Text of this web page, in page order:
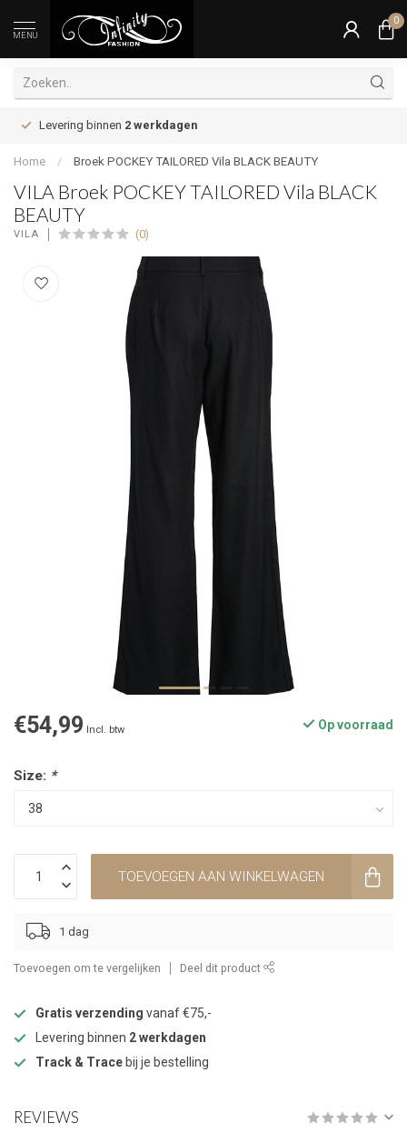
MENU
0
Levering binnen 2 werkdagen
Home / Broek POCKEY TAILORED Vila BLACK BEAUTY
VILA Broek POCKEY TAILORED Vila BLACK
BEAUTY
VILA (0)
€54,99 Incl. btw Op voorraad
Size: *
TOEVOEGEN AAN WINKELWAGEN
1 dag
Toevoegen om te vergelijken Deel dit product
Gratis verzending vanaf €75,-
Levering binnen 2 werkdagen
Track & Trace bij je bestelling
REVIEWS